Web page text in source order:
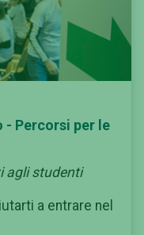
- Percorsi per le
agli studenti
a entrare nel